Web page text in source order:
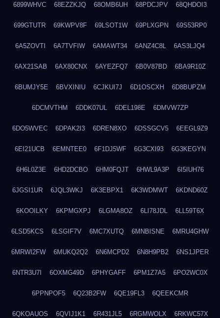
6899WHVC 68EZZKJQ 68OMB6UH 68PDCJPV 68QHDOI3
699GTUTR 69KWPV8F 69LSOT1W 69PLXGPN 69S53RP0
6A5ZOVTI 6A7TVFIW 6AMAWT34 6ANZ4C8L 6AS3LJQ4
6AX21SAB 6AX80CNX 6AYEZFQ7 6B0V87BD 6BA9R10Z
6BUMJY5E 6BVXINIU 6CJKUI7J 6D1OSCXH 6D8BUPZM
6DCMVTHM 6DDK07UL 6DEL198E 6DMVW7ZP
6DO5WVEC 6DPAK2I3 6DREN8XO 6DSSGCV5 6EEGL9Z9
6EI21UCB 6EMNTEE0 6F1DJ5WF 6G3CXI93 6G3KEGYN
6H6L0Z3E 6HD2DCBO 6HM0FQJT 6HWL9A3P 6I5IUH76
6JGSI1UR 6JQL3WKJ 6K3EBPX1 6K3WDMWT 6KDND60Z
6KOOILKY 6KPMGXPJ 6LGMA8OZ 6LI78JDL 6LL59T6X
6LSD5KCS 6LSGIF7V 6MC7XUTQ 6MNBISNE 6MRU4GHW
6MRWI2FW 6MUKQ2Q2 6N6MCPD2 6N8H9PB2 6NS1JPER
6NTR3U7I 6OXMG49D 6PHYGAFF 6PM1Z7A5 6PO2WC0X
6PPNPOF5 6Q23B2FW 6QE19FL3 6QEEKCMR
6QKOAUOS 6QVIJ1K1 6R431JL5 6RGMWOLX 6RKWC57X